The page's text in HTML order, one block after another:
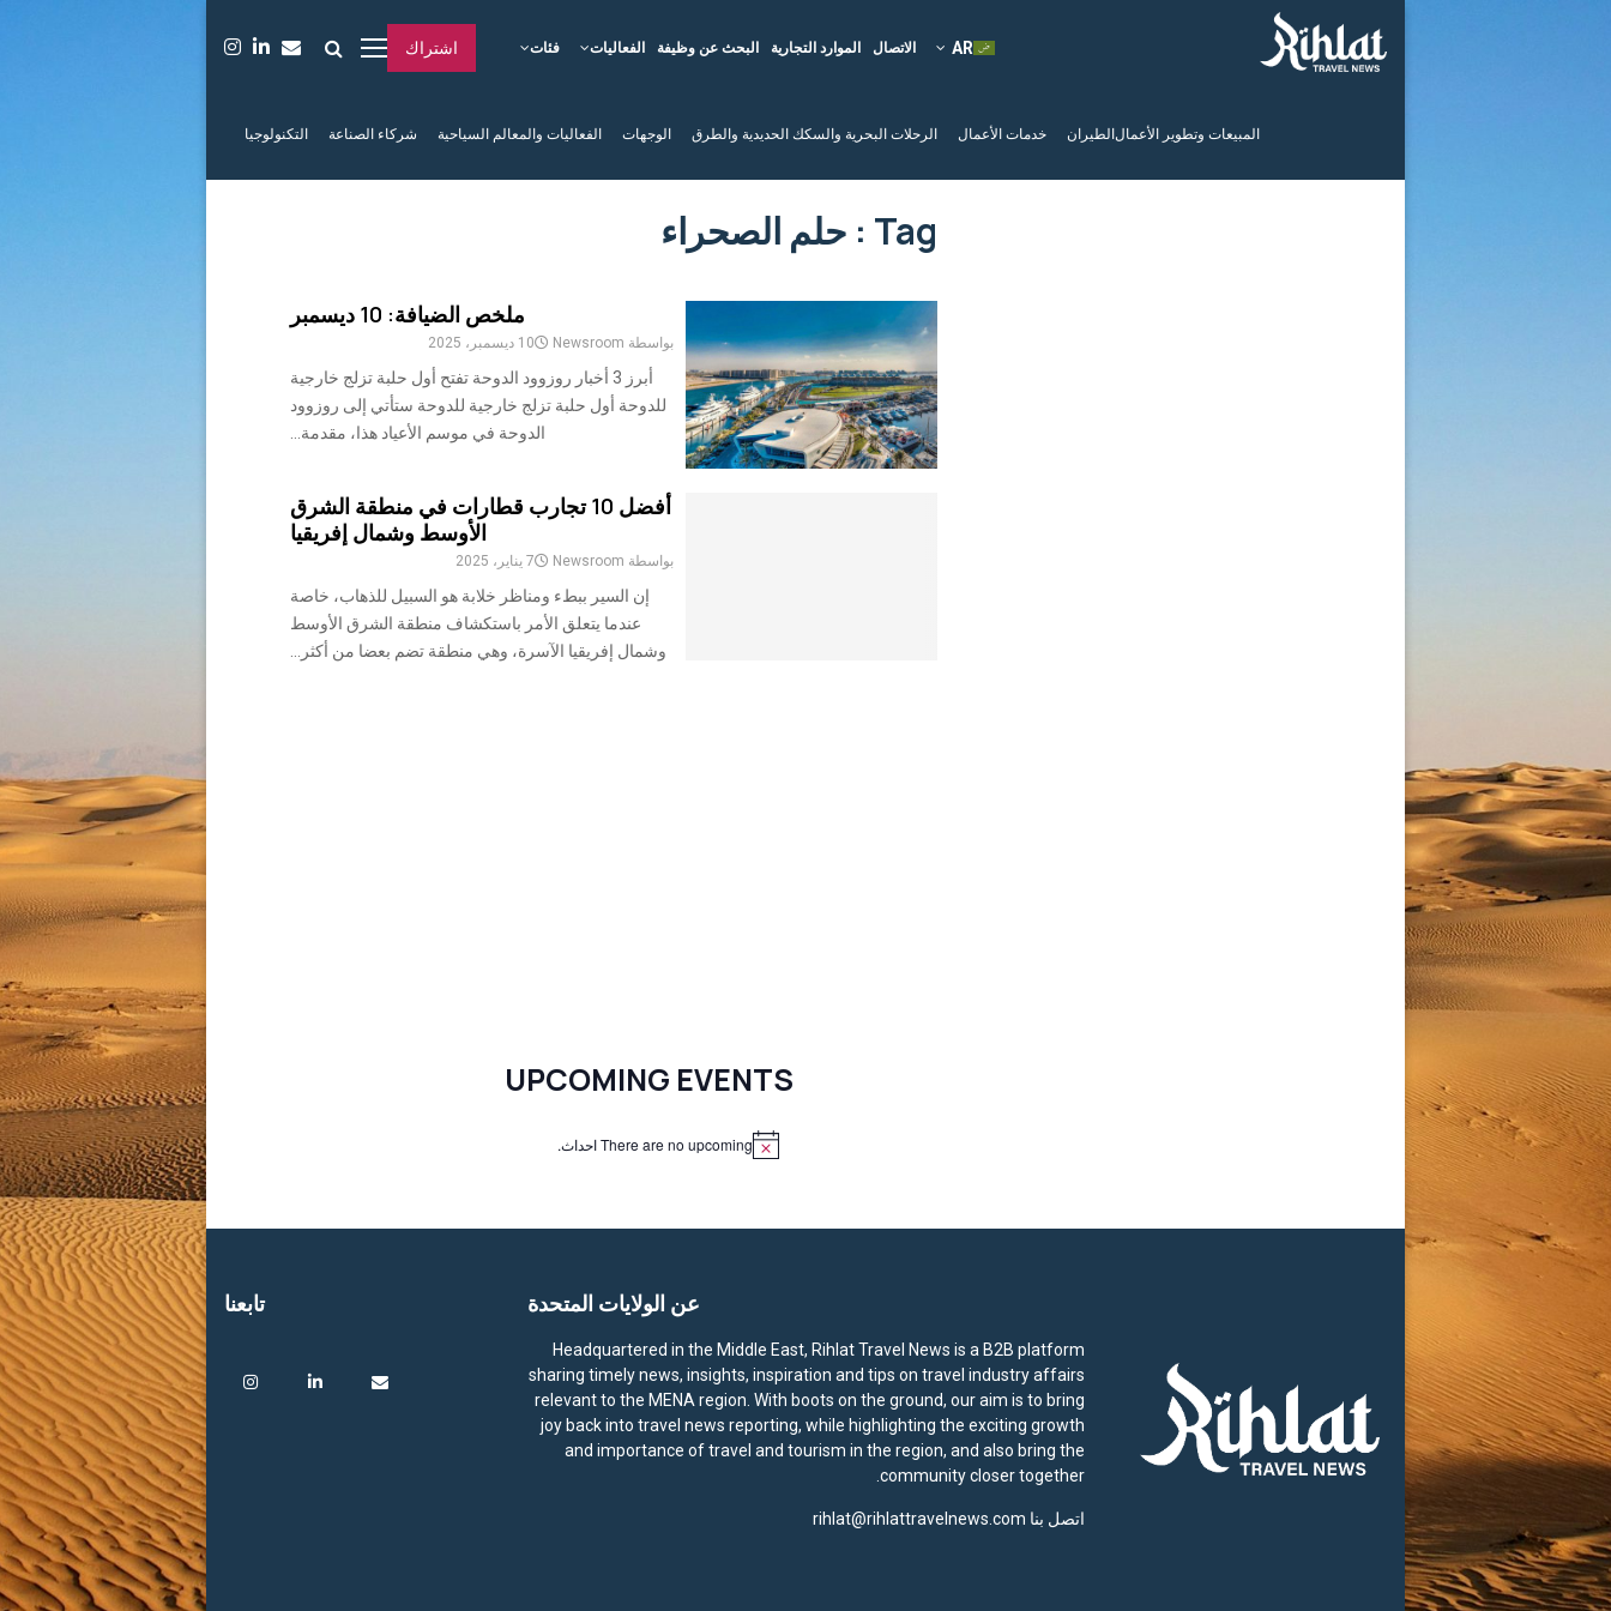
فئات الفعاليات البحث عن وظيفة الموارد التجارية الاتصال اشتراك
المبيعات وتطوير الأعمال الطيران خدمات الأعمال الرحلات البحرية والسكك الحديدية والطرق الوجهات الفعاليات والمعالم السياحية شركاء الصناعة التكنولوجيا
Tag : حلم الصحراء
ملخص الضيافة: 10 ديسمبر
بواسطة Newsroom 10 ديسمبر، 2025
أبرز 3 أخبار روزوود الدوحة تفتح أول حلبة تزلج خارجية
للدوحة أول حلبة تزلج خارجية للدوحة ستأتي إلى روزوود
الدوحة في موسم الأعياد هذا، مقدمة...
أفضل 10 تجارب قطارات في منطقة الشرق
الأوسط وشمال إفريقيا
بواسطة Newsroom 7 يناير، 2025
إن السير ببطء ومناظر خلابة هو السبيل للذهاب، خاصة
عندما يتعلق الأمر باستكشاف منطقة الشرق الأوسط
وشمال إفريقيا الآسرة، وهي منطقة تضم بعضا من أكثر...
UPCOMING EVENTS
c
There are no upcoming احداث.
عن الولايات المتحدة
Headquartered in the Middle East, Rihlat Travel News is a B2B platform
sharing timely news, insights, inspiration and tips on travel industry affairs
relevant to the MENA region. With boots on the ground, our aim is to bring
joy back into travel news reporting, while highlighting the exciting growth
and importance of travel and tourism in the region, and also bring the
community closer together.
اتصل بنا rihlat@rihlattravelnews.com
تابعنا